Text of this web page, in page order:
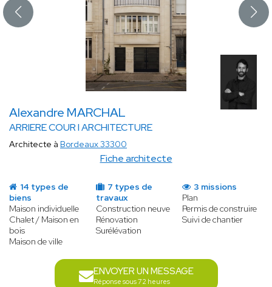
Alexandre MARCHAL
ARRIERE COUR I ARCHITECTURE
Fiche architecte
Architecte à Bordeaux 33300
14 types de
biens
Maison individuelle
Chalet / Maison en
bois
Maison de ville
7 types de
travaux
Construction neuve
Rénovation
Surélévation
3 missions
Plan
Permis de construire
Suivi de chantier
ENVOYER UN MESSAGE
Réponse sous 72 heures